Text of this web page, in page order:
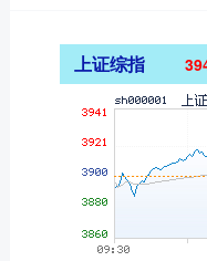
上证综指